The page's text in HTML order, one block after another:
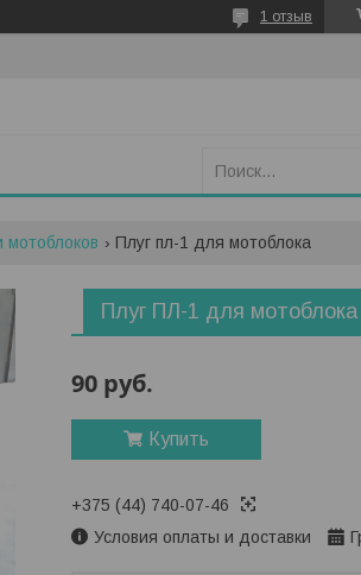
1 отзыв
Плуг пл-1 для мотоблока
Плуг ПЛ-1 для мотоблока
90 руб.
Купить
+375 (44) 740-07-46
Условия оплаты и доставки